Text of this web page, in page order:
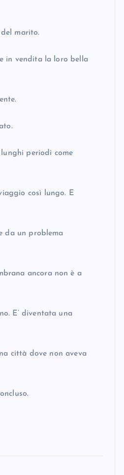
marito.
in vendita la loro bella
periodi come
così lungo. E
da un problema
ancora non è a
E’ diventata una
città dove non aveva